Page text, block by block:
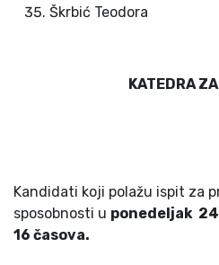
Škrbić Teodora
KATEDRA
Kandidati koji polažu ispit za
sposobnosti u ponedeljak 24
16 časova.